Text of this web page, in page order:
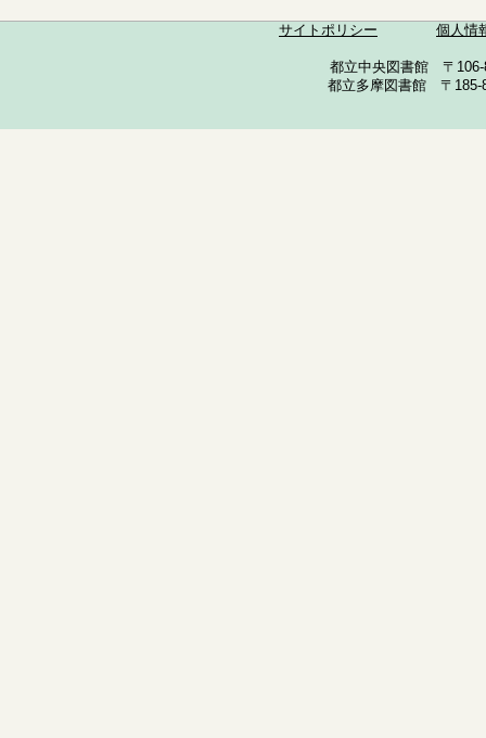
サイトポリシー 個人情
都立中央図書館 〒
都立多摩図書館 〒185-